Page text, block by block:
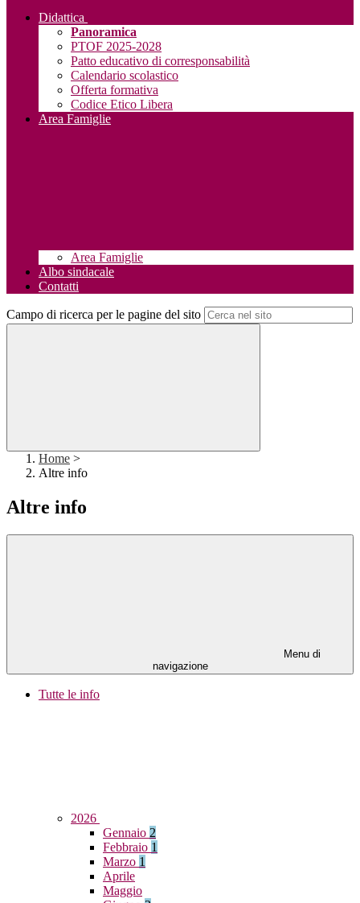
Didattica
Panoramica
PTOF 2025-2028
Patto educativo di corresponsabilità
Calendario scolastico
Offerta formativa
Codice Etico Libera
Area Famiglie
Area Famiglie
Albo sindacale
Contatti
Campo di ricerca per le pagine del sito
Home >
Altre info
Altre info
Menu di
navigazione
Tutte le info
2026
Gennaio 2
Febbraio 1
Marzo 1
Aprile
Maggio